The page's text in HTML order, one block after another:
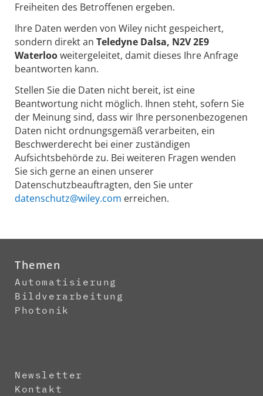
Freiheiten des Betroffenen ergeben.
Ihre Daten werden von Wiley nicht gespeichert,
sondern direkt an Teledyne Dalsa, N2V 2E9
Waterlooweitergeleitet, damit dieses Ihre Anfrage
beantworten kann.
Stellen Sie die Daten nicht bereit, ist eine
Beantwortung nicht möglich. Ihnen steht, sofern Sie
der Meinung sind, dass wir Ihre personenbezogenen
Daten nicht ordnungsgemäß verarbeiten, ein
Beschwerderecht bei einer zuständigen
Aufsichtsbehörde zu. Bei weiteren Fragen wenden
Sie sich gerne an einen unserer
Datenschutzbeauftragten, den Sie unter
datenschutz@wiley.com erreichen.
Themen
Automatisierung
Bildverarbeitung
Photonik
Newsletter
Kontakt